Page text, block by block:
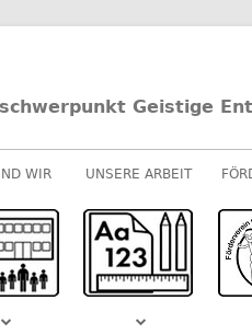
Geistige
WIR UNSERE ARBEIT